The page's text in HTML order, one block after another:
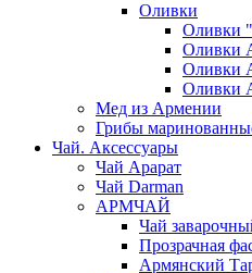
Оливки
Оливки
Оливки
Оливки
Оливки
Мед из Армении
Грибы
Чай. Аксессуары
Чай Арарат
Чай Darman
АРМЧАЙ
Чай
Прозрачная
Армянский